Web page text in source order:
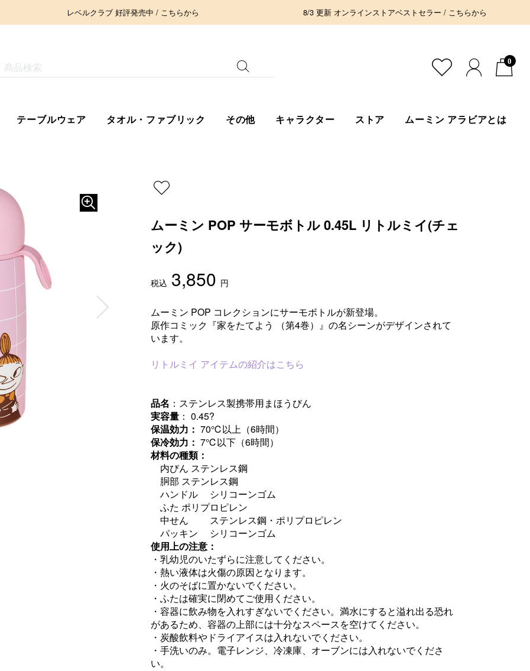
レベルクラブ 好評発売中 / こちらから 8/3 更新 オンラインストアベストセラー / こちらから
0
テーブルウェア タオル・ファブリック その他 キャラクター ストア ムーミン アラビアとは
ムーミン POP サーモボトル 0.45L リトルミイ(チェ
ック)
税込 3,850 円
ムーミン POP コレクションにサーモボトルが新登場。
原作コミック『家をたてよう （第4巻）』の名シーンがデザインされて
います。
リトルミイ アイテムの紹介はこちら
品名 ：ステンレス製携帯用まほうびん
実容量 ： 0.45?
保温効力： 70℃以上（6時間）
保冷効力： 7℃以下（6時間）
材料の種類：
内びん ステンレス鋼
胴部 ステンレス鋼
ハンドル シリコーンゴム
ふた ポリプロピレン
中せん ステンレス鋼・ポリプロピレン
パッキン シリコーンゴム
使用上の注意：
・乳幼児のいたずらに注意してください。
・熱い液体は火傷の原因となります。
・火のそばに置かないでください。
・ふたは確実に閉めてご使用ください。
・容器に飲み物を入れすぎないでください。満水にすると溢れ出る恐れ
があるため、容器の上部には十分なスペースを空けてください。
・炭酸飲料やドライアイスは入れないでください。
・手洗いのみ。電子レンジ、冷凍庫、オーブンには入れないでくださ
い。